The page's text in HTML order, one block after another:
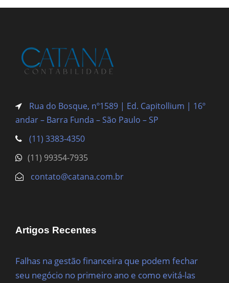
Rua do Bosque, nº1589 | Ed. Capitollium | 16º
andar – Barra Funda – São Paulo – SP
(11) 3383-4350
(11) 99354-7935
contato@catana.com.br
Artigos Recentes
Falhas na gestão financeira que podem fechar
seu negócio no primeiro ano e como evitá-las